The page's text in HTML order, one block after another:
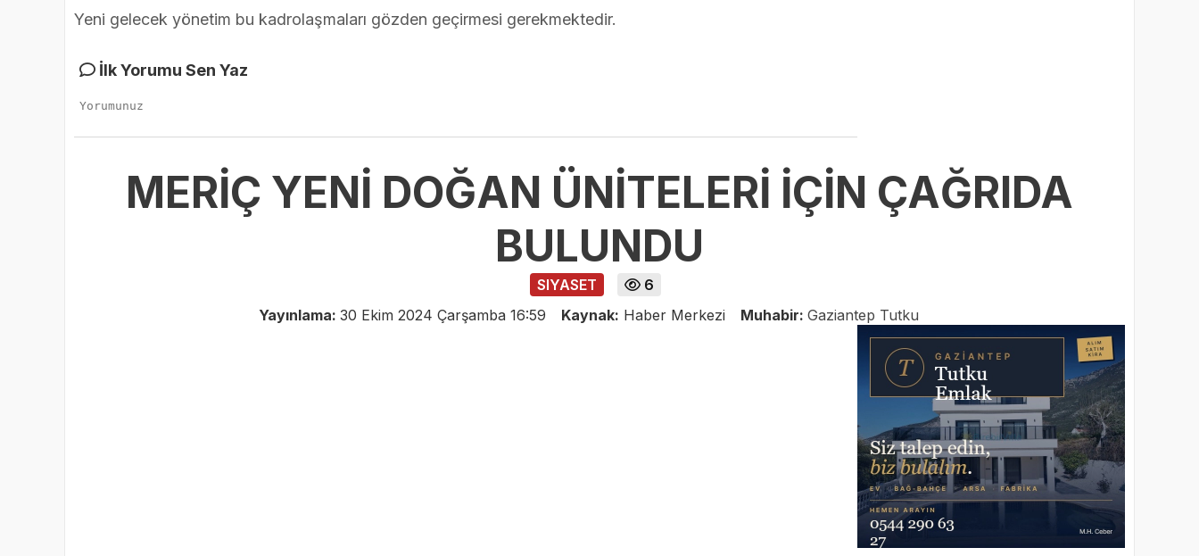
Yeni gelecek yönetim bu kadrolaşmaları gözden geçirmesi gerekmektedir.
İlk Yorumu Sen Yaz
MERİÇ YENİ DOĞAN ÜNİTELERİ İÇİN ÇAĞRIDA
BULUNDU
SIYASET
6
Yayınlama: 30 Ekim 2024 Çarşamba 16:59 Kaynak: Haber Merkezi Muhabir: Gaziantep Tutku